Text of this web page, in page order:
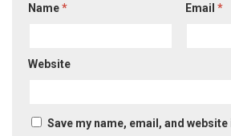
Name* Email*
Website
Save my name, email, and